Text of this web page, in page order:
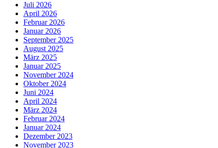
Juli 2026
April 2026
Februar 2026
Januar 2026
September 2025
August 2025
März 2025
Januar 2025
November 2024
Oktober 2024
Juni 2024
April 2024
März 2024
Februar 2024
Januar 2024
Dezember 2023
November 2023